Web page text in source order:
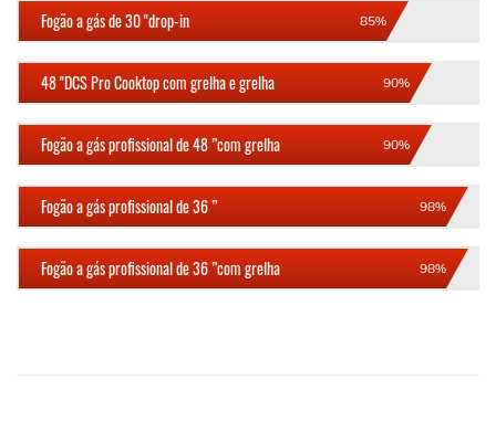
Fogão a gás de 30 "drop-in 85%
48 "DCS Pro Cooktop com grelha e grelha 90%
Fogão a gás profissional de 48 ”com grelha 90%
Fogão a gás profissional de 36 ” 98%
Fogão a gás profissional de 36 ”com grelha 98%